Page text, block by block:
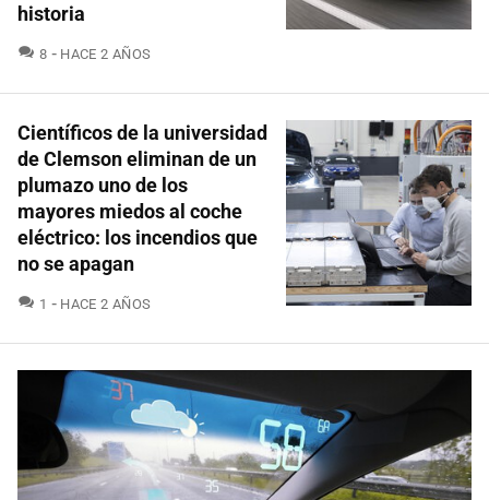
historia
8 COMENTARIOS
HACE 2 AÑOS
Científicos de la universidad
de Clemson eliminan de un
plumazo uno de los
mayores miedos al coche
eléctrico: los incendios que
no se apagan
1 COMENTARIOS
HACE 2 AÑOS